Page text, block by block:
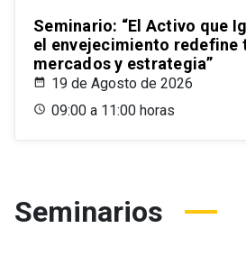
Seminario: “El Activo que
el envejecimiento redefine
mercados y estrategia”
19 de Agosto de 2026
09:00 a 11:00 horas
Seminarios